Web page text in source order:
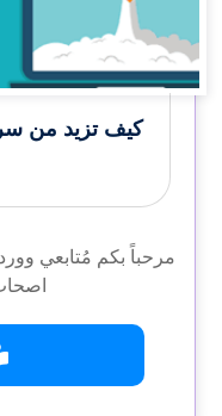
مرحباً بكم مُتابعي